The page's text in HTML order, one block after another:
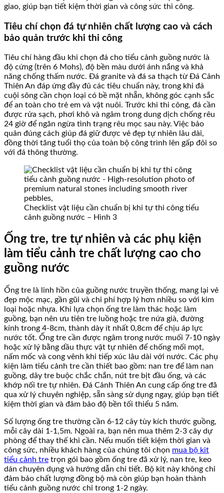
giao, giúp bạn tiết kiệm thời gian và công sức thi công.
Tiêu chí chọn đá tự nhiên chất lượng cao và cách
bảo quản trước khi thi công
Tiêu chí hàng đầu khi chọn đá cho tiểu cảnh guồng nước là
độ cứng (trên 6 Mohs), độ bền màu dưới ánh nắng và khả
năng chống thấm nước. Đá granite và đá sa thạch từ Đá Cảnh
Thiên An đáp ứng đầy đủ các tiêu chuẩn này, trong khi đá
cuội sông cần chọn loại có bề mặt nhẵn, không góc cạnh sắc
để an toàn cho trẻ em và vật nuôi. Trước khi thi công, đá cần
được rửa sạch, phơi khô và ngâm trong dung dịch chống rêu
24 giờ để ngăn ngừa tình trạng rêu mọc sau này. Việc bảo
quản đúng cách giúp đá giữ được vẻ đẹp tự nhiên lâu dài,
đồng thời tăng tuổi thọ của toàn bộ công trình lên gấp đôi so
với đá thông thường.
Checklist vật liệu cần chuẩn bị khi tự thi công tiểu
cảnh guồng nước – Hình 3
Ống tre, tre tự nhiên và các phụ kiện
làm tiểu cảnh tre chất lượng cao cho
guồng nước
Ống tre là linh hồn của guồng nước truyền thống, mang lại vẻ
đẹp mộc mạc, gần gũi và chi phí hợp lý hơn nhiều so với kim
loại hoặc nhựa. Khi lựa chọn ống tre làm thác hoặc làm
guồng, bạn nên ưu tiên tre luồng hoặc tre nứa già, đường
kính trong 4-8cm, thành dày ít nhất 0,8cm để chịu áp lực
nước tốt. Ống tre cần được ngâm trong nước muối 7-10 ngày
hoặc xử lý bằng dầu thực vật tự nhiên để chống mối mọt,
nấm mốc và cong vênh khi tiếp xúc lâu dài với nước. Các phụ
kiện làm tiểu cảnh tre cần thiết bao gồm: nan tre để làm nan
guồng, dây tre buộc chắc chắn, nút tre bịt đầu ống, và các
khớp nối tre tự nhiên. Đá Cảnh Thiên An cung cấp ống tre đã
qua xử lý chuyên nghiệp, sẵn sàng sử dụng ngay, giúp bạn tiết
kiệm thời gian và đảm bảo độ bền tối thiểu 5 năm.
Số lượng ống tre thường cần 6-12 cây tùy kích thước guồng,
mỗi cây dài 1-1,5m. Ngoài ra, bạn nên mua thêm 2-3 cây dự
phòng để thay thế khi cần. Nếu muốn tiết kiệm thời gian và
công sức, nhiều khách hàng của chúng tôi chọn mua bộ kit
tiểu cảnh tre trọn gói bao gồm ống tre đã xử lý, nan tre, keo
dán chuyên dụng và hướng dẫn chi tiết. Bộ kit này không chỉ
đảm bảo chất lượng đồng bộ mà còn giúp bạn hoàn thành
tiểu cảnh guồng nước chỉ trong 1-2 ngày.